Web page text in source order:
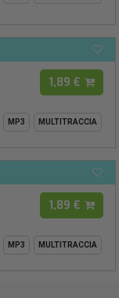
1,89 €
MP3 MULTITRACCIA
1,89 €
MP3 MULTITRACCIA